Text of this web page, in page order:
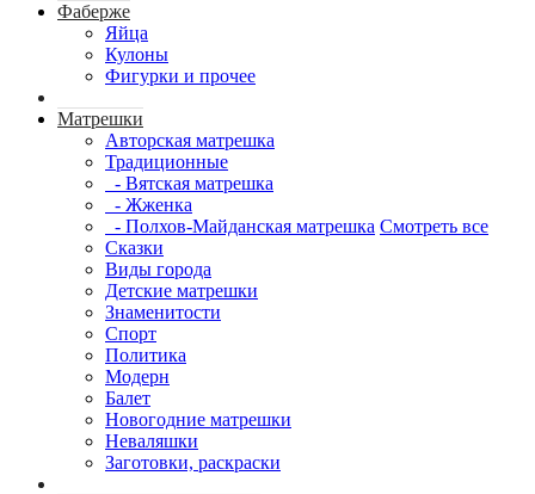
Фаберже
Яйца
Кулоны
Фигурки и прочее
Матрешки
Авторская матрешка
Традиционные
- Вятская матрешка
- Жженка
- Полхов-Майданская матрешка Смотреть все
Сказки
Виды города
Детские матрешки
Знаменитости
Спорт
Политика
Модерн
Балет
Новогодние матрешки
Неваляшки
Заготовки, раскраски